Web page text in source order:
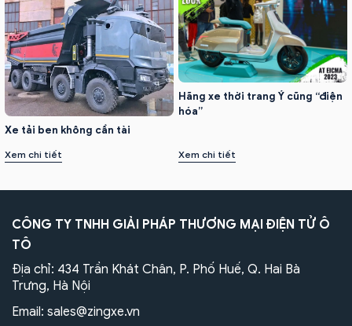
Xe tải ben không cần tài
Xem chi tiết
Hãng xe thời trang Ý cũng “điện
hóa”
Xem chi tiết
CÔNG TY TNHH GIẢI PHÁP THƯƠNG MẠI ĐIỆN TỬ Ô
TÔ
Địa chỉ: 434 Trần Khát Chân, P. Phố Huế, Q. Hai Bà
Trưng, Hà Nội
Email: sales@zingxe.vn